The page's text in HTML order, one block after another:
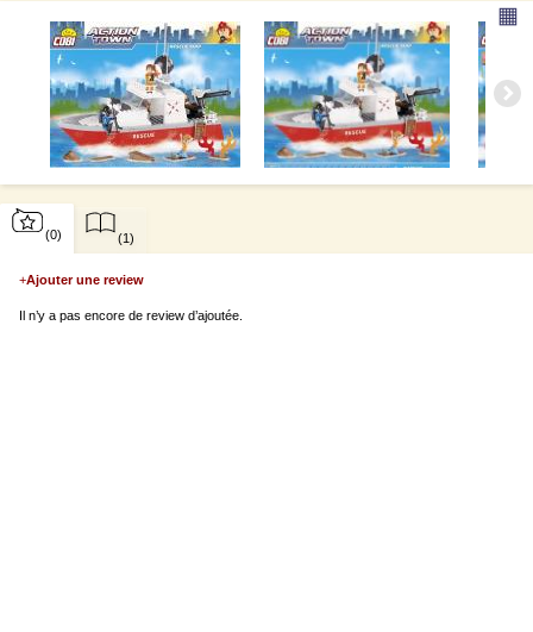
▦
(0)
+Ajouter une review
Il n’y a pas encore de review d’ajoutée.
(1)